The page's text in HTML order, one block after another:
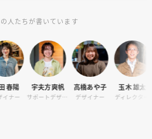
人たちが書いています
宇夫方爽帆
サポートデザイナー
高橋あや子
デザイナー
玉木 雄太
ディレクター
栗